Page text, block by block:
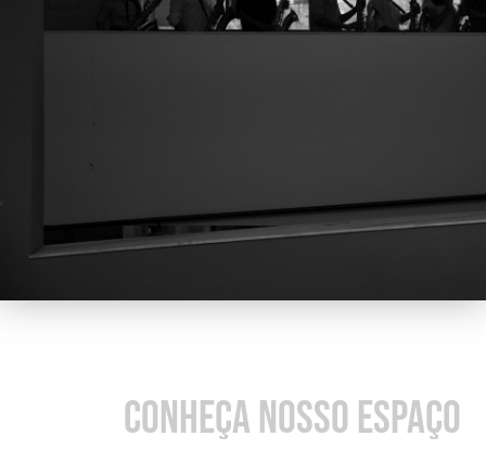
CONHEÇA NOSSO ESPAÇO